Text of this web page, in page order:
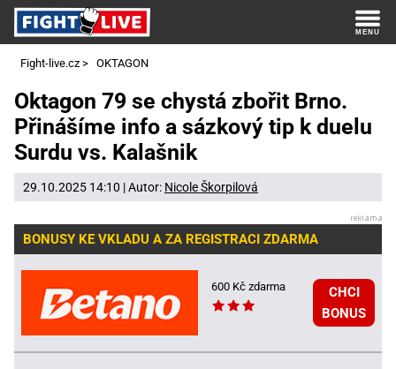
Fight-live.cz > OKTAGON
Oktagon 79 se chystá zbořit Brno.
Přinášíme info a sázkový tip k duelu
Surdu vs. Kalašnik
29.10.2025 14:10 | Autor: Nicole Škorpilová
BONUSY KE VKLADU A ZA REGISTRACI ZDARMA
600 Kč zdarma
CHCI
BONUS